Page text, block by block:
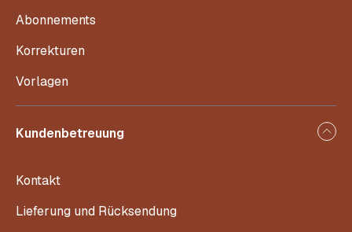
Abonnements
Korrekturen
Vorlagen
Kundenbetreuung
Kontakt
Lieferung und Rücksendung